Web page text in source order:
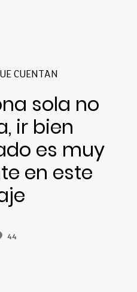
CUENTAN
sola no
ir bien
es muy
en este
44